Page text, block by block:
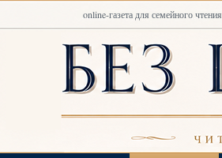
online-газета для семейного чтения